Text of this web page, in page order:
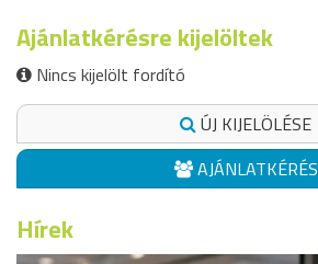
Ajánlatkérésre kijelöltek
Nincs kijelölt fordító
ÚJ KIJELÖLÉSE
AJÁNLATKÉRÉS
Hírek